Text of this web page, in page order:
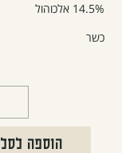
14.5% אלכוהול
כשר
הוספה לסל